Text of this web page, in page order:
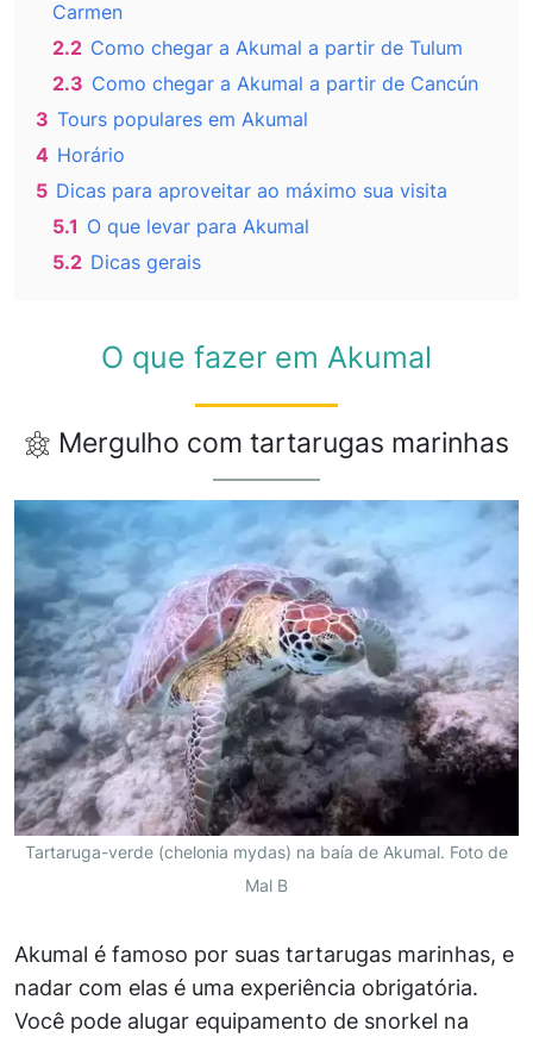
Carmen
2.2 Como chegar a Akumal a partir de Tulum
2.3 Como chegar a Akumal a partir de Cancún
3 Tours populares em Akumal
4 Horário
5 Dicas para aproveitar ao máximo sua visita
5.1 O que levar para Akumal
5.2 Dicas gerais
O que fazer em Akumal
Mergulho com tartarugas marinhas
Tartaruga-verde (chelonia mydas) na baía de Akumal. Foto de
Mal B
Akumal é famoso por suas tartarugas marinhas, e
nadar com elas é uma experiência obrigatória.
Você pode alugar equipamento de snorkel na